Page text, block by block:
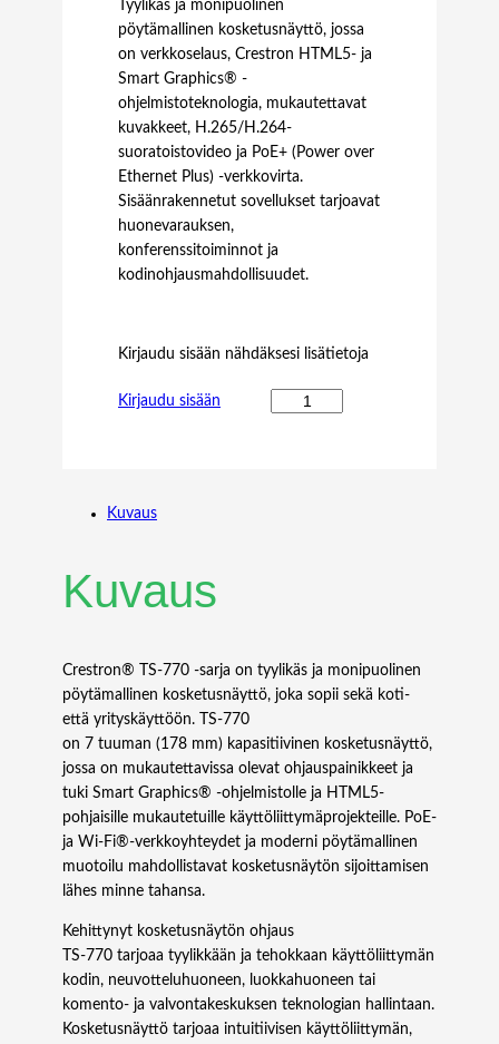
Tyylikäs ja monipuolinen
pöytämallinen kosketusnäyttö, jossa
on verkkoselaus, Crestron HTML5- ja
Smart Graphics® -
ohjelmistoteknologia, mukautettavat
kuvakkeet, H.265/H.264-
suoratoistovideo ja PoE+ (Power over
Ethernet Plus) -verkkovirta.
Sisäänrakennetut sovellukset tarjoavat
huonevarauksen,
konferenssitoiminnot ja
kodinohjausmahdollisuudet.
Kirjaudu sisään nähdäksesi lisätietoja
7
7
R
-
W
A
V
-
s
k
e
t
u
Kirjaudu sisään
Kuvaus
Kuvaus
Crestron® TS‑770 -sarja on tyylikäs ja monipuolinen
pöytämallinen kosketusnäyttö, joka sopii sekä koti-
että yrityskäyttöön. TS‑770
on 7 tuuman (178 mm) kapasitiivinen kosketusnäyttö,
jossa on mukautettavissa olevat ohjauspainikkeet ja
tuki Smart Graphics® -ohjelmistolle ja HTML5-
pohjaisille mukautetuille käyttöliittymäprojekteille. PoE-
ja Wi-Fi®-verkkoyhteydet ja moderni pöytämallinen
muotoilu mahdollistavat kosketusnäytön sijoittamisen
lähes minne tahansa.
Kehittynyt kosketusnäytön ohjaus
TS‑770 tarjoaa tyylikkään ja tehokkaan käyttöliittymän
kodin, neuvotteluhuoneen, luokkahuoneen tai
komento- ja valvontakeskuksen teknologian hallintaan.
Kosketusnäyttö tarjoaa intuitiivisen käyttöliittymän,